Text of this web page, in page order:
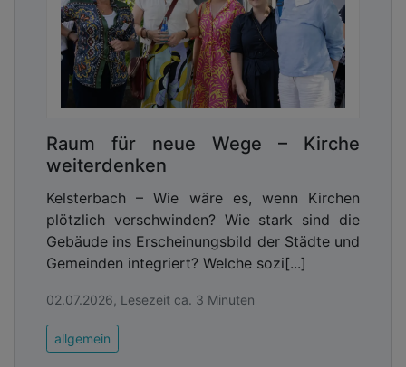
Raum für neue Wege – Kirche
weiterdenken
Kelsterbach – Wie wäre es, wenn Kirchen
plötzlich verschwinden? Wie stark sind die
Gebäude ins Erscheinungsbild der Städte und
Gemeinden integriert? Welche sozi[...]
02.07.2026, Lesezeit ca. 3 Minuten
allgemein